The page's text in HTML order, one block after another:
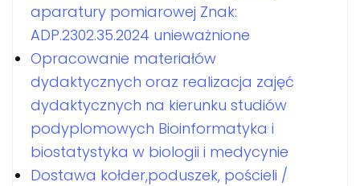
aparatury pomiarowej Znak:
ADP.2302.35.2024 unieważnione
Opracowanie materiałów
dydaktycznych oraz realizacja zajęć
dydaktycznych na kierunku studiów
podyplomowych Bioinformatyka i
biostatystyka w biologii i medycynie
Dostawa kołder,poduszek, pościeli /